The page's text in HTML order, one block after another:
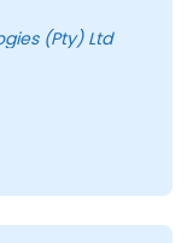
(Pty) Ltd